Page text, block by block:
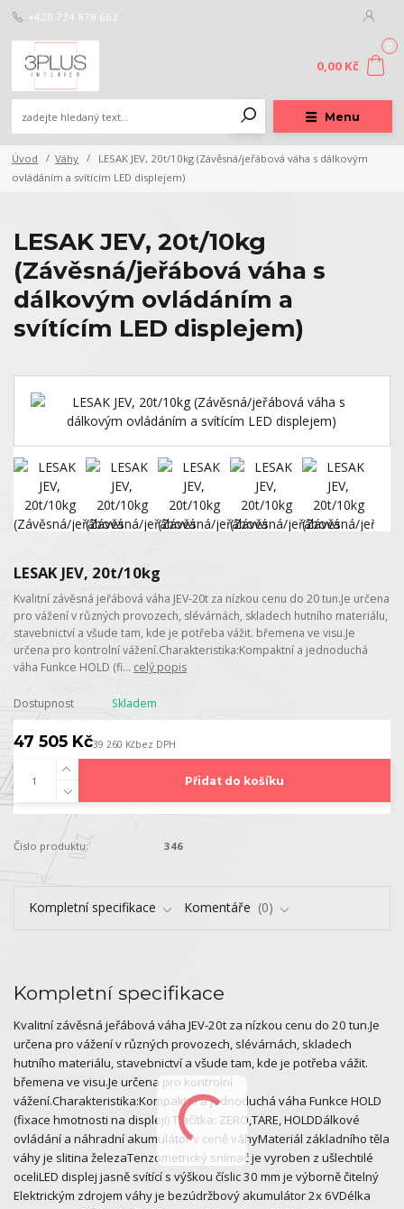
Menu
+420 724 878 662
0
0,00 Kč
Úvod Váhy
LESAK JEV, 20t/10kg (Závěsná/jeřábová váha s dálkovým
ovládáním a svítícím LED displejem)
LESAK JEV, 20t/10kg
(Závěsná/jeřábová váha s
dálkovým ovládáním a
svítícím LED displejem)
LESAK JEV, 20t/10kg
Kvalitní závěsná jeřábová váha JEV-20t za nízkou cenu do 20 tun.Je určena
pro vážení v různých provozech, slévárnách, skladech hutního materiálu,
stavebnictví a všude tam, kde je potřeba vážit. břemena ve visu.Je
určena pro kontrolní vážení.Charakteristika:Kompaktní a jednoduchá
váha Funkce HOLD (fi... celý popis
Dostupnost Skladem
47 505 Kč39 260 Kčbez DPH
Přidat do košíku
Číslo produktu: 346
Kompletní specifikace Komentáře 0
Kompletní specifikace
Kvalitní závěsná jeřábová váha JEV-20t za nízkou cenu do 20 tun.Je
určena pro vážení v různých provozech, slévárnách, skladech
hutního materiálu, stavebnictví a všude tam, kde je potřeba vážit.
břemena ve visu.Je určena pro kontrolní
vážení.Charakteristika:Kompaktní a jednoduchá váha Funkce HOLD
(fixace hmotnosti na displeji) Tlačítka: ZERO,TARE, HOLDDálkové
ovládání a náhradní akumulátor v ceně váhyMateriál základního těla
váhy je slitina železaTenzometrický snímač je vyroben z ušlechtilé
oceliLED displej jasně svítící s výškou číslic 30 mm je výborně čitelný
Elektrickým zdrojem váhy je bezúdržbový akumulátor 2x 6VDélka